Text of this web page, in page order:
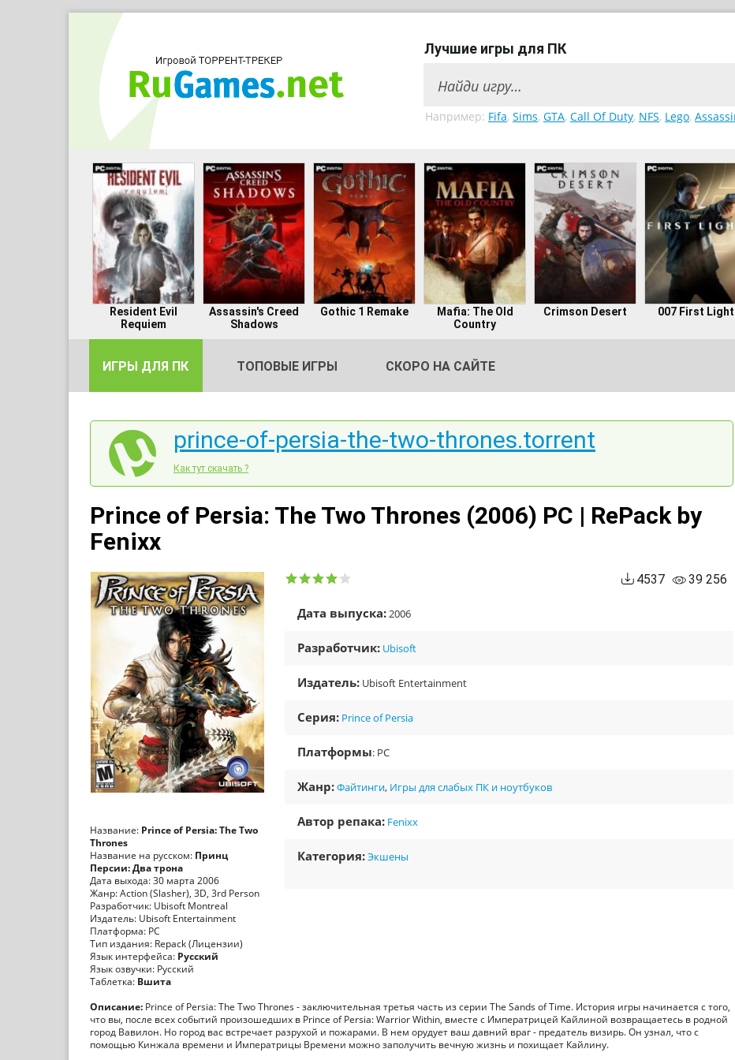
Лучшие игры для ПК
Например: Fifa, Sims, GTA, Call Of Duty, NFS, Lego,
Resident Evil
Requiem
Assassin's Creed
Shadows
Gothic 1 Remake
Mafia: The Old
Country
Crimson Desert 007 First Light
ИГРЫ ДЛЯ ПК ТОПОВЫЕ ИГРЫ СКОРО НА САЙТЕ
prince-of-persia-the-two-thrones.torrent
Как тут скачать ?
Prince of Persia: The Two Thrones (2006) PC | RePack by
Fenixx
39 256
4537
Дата выпуска:2006
Разработчик: Ubisoft
Издатель: Ubisoft Entertainment
Серия: Prince of Persia
Платформы: PC
Жанр:Файтинги, Игры для слабых ПК и ноутбуков
Автор репака: Fenixx
Категория:Экшены
Название: Prince of Persia: The Two
Thrones
Название на русском: Принц
Персии: Два трона
Дата выхода: 30 марта 2006
Жанр: Action (Slasher), 3D, 3rd Person
Разработчик: Ubisoft Montreal
Издатель: Ubisoft Entertainment
Платформа: PC
Тип издания: Repack (Лицензии)
Язык интерфейса: Русский
Язык озвучки: Русский
Таблетка: Вшита
Описание: Prince of Persia: The Two Thrones - заключительная третья часть из серии The Sands of Time. История игры начинается с того,
что вы, после всех событий произошедших в Prince of Persia: Warrior Within, вместе с Императрицей Кайлиной возвращаетесь в родной
город Вавилон. Но город вас встречает разрухой и пожарами. В нем орудует ваш давний враг - предатель визирь. Он узнал, что с
помощью Кинжала времени и Императрицы Времени можно заполучить вечную жизнь и похищает Кайлину.